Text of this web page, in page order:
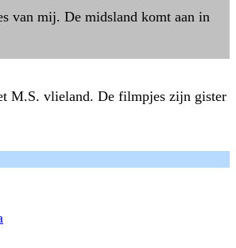
van mij. De midsland komt aan in
M.S. vlieland. De filmpjes zijn gister